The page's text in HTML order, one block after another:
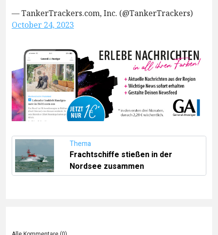
— TankerTrackers.com, Inc. (@TankerTrackers)
October 24, 2023
Thema
Frachtschiffe stießen in der
Nordsee zusammen